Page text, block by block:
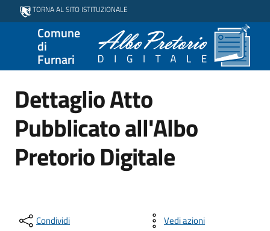
TORNA AL SITO ISTITUZIONALE
Comune
di
Furnari
Dettaglio Atto
Pubblicato all'Albo
Pretorio Digitale
Condividi Vedi azioni